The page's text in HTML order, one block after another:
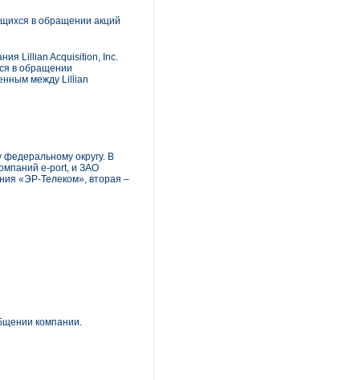
в обращении акций
Lillian Acquisition, Inc.
в обращении
между Lillian
округу. В
e-port, и ЗАО
«ЭР-Телеком», вторая –
компании.